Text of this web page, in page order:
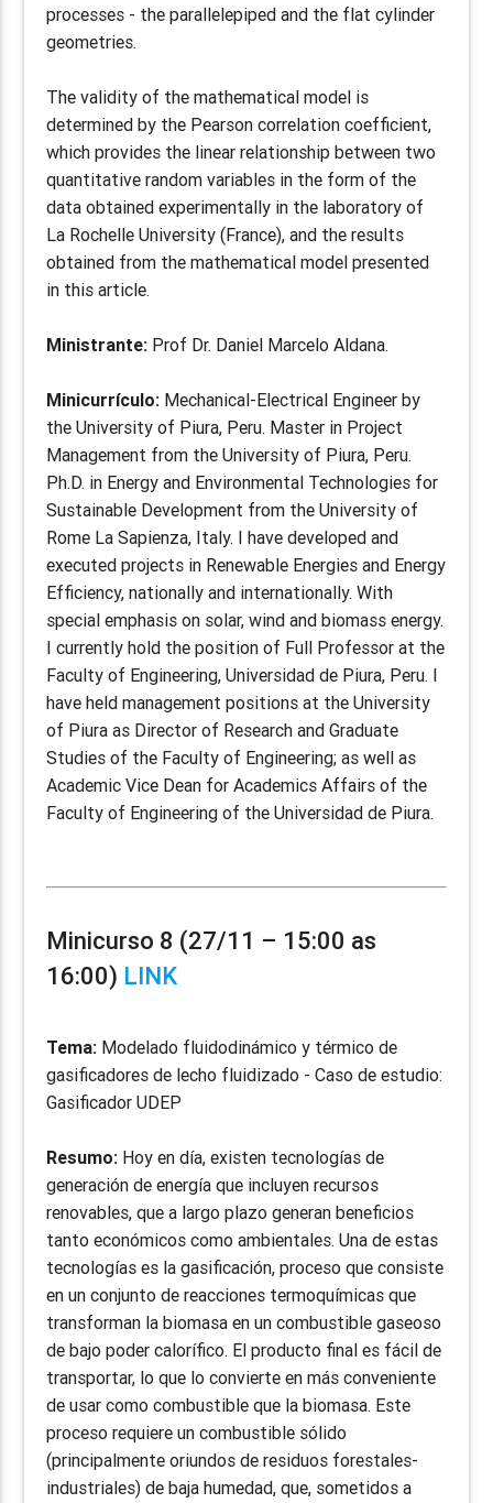
processes - the parallelepiped and the flat cylinder
geometries.
The validity of the mathematical model is
determined by the Pearson correlation coefficient,
which provides the linear relationship between two
quantitative random variables in the form of the
data obtained experimentally in the laboratory of
La Rochelle University (France), and the results
obtained from the mathematical model presented
in this article.
Ministrante: Prof Dr. Daniel Marcelo Aldana.
Minicurrículo: Mechanical-Electrical Engineer by
the University of Piura, Peru. Master in Project
Management from the University of Piura, Peru.
Ph.D. in Energy and Environmental Technologies for
Sustainable Development from the University of
Rome La Sapienza, Italy. I have developed and
executed projects in Renewable Energies and Energy
Efficiency, nationally and internationally. With
special emphasis on solar, wind and biomass energy.
I currently hold the position of Full Professor at the
Faculty of Engineering, Universidad de Piura, Peru. I
have held management positions at the University
of Piura as Director of Research and Graduate
Studies of the Faculty of Engineering; as well as
Academic Vice Dean for Academics Affairs of the
Faculty of Engineering of the Universidad de Piura.
Minicurso 8 (27/11 – 15:00 as
16:00) LINK
Tema: Modelado fluidodinámico y térmico de
gasificadores de lecho fluidizado - Caso de estudio:
Gasificador UDEP
Resumo: Hoy en día, existen tecnologías de
generación de energía que incluyen recursos
renovables, que a largo plazo generan beneficios
tanto económicos como ambientales. Una de estas
tecnologías es la gasificación, proceso que consiste
en un conjunto de reacciones termoquímicas que
transforman la biomasa en un combustible gaseoso
de bajo poder calorífico. El producto final es fácil de
transportar, lo que lo convierte en más conveniente
de usar como combustible que la biomasa. Este
proceso requiere un combustible sólido
(principalmente oriundos de residuos forestales-
industriales) de baja humedad, que, sometidos a